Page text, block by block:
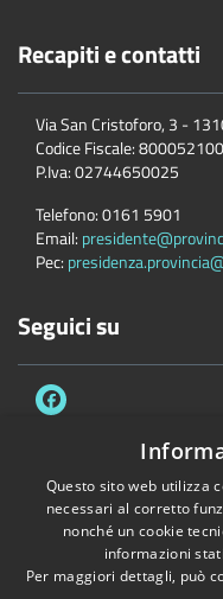
Recapiti e contatti
Via San Cristoforo, 3 -
Codice Fiscale:
P.Iva:02744650025
Telefono:0161 5901
Email:
Pec:
Seguici su
Accessibilità
Dichiarazione di
Copyright © 2026 •
Questo sito web utilizza
necessari al corretto
nonché un cookie
informazioni
Per maggiori dettagli, può